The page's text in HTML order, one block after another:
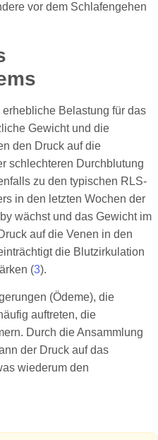
vor dem Schlafengehen
Belastung für das
Gewicht und die
den Druck auf die
schlechteren Durchblutung
zu den typischen RLS-
in den letzten Wochen der
wächst und das Gewicht im
auf die Venen in den
die Blutzirkulation
(3).
(Ödeme), die
auftreten, die
Durch die Ansammlung
der Druck auf das
wiederum den